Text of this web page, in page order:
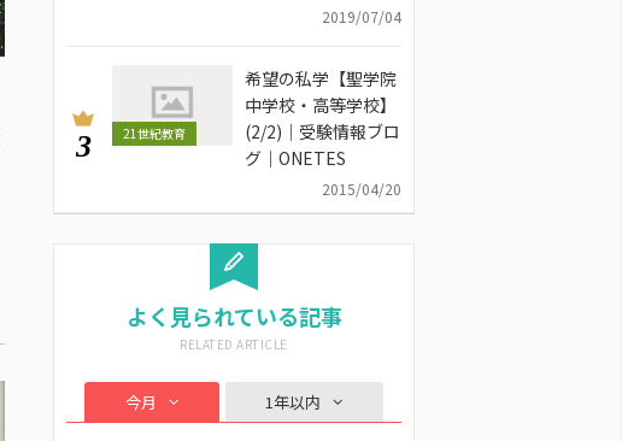
2019/07/04
3 21世紀教育
希望の私学【聖学院
中学校・高等学校】
(2/2)｜受験情報ブロ
グ｜ONETES
2015/04/20
よく見られている記事
今月 1年以内